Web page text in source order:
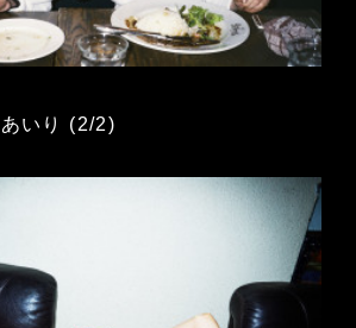
いり (2/2)